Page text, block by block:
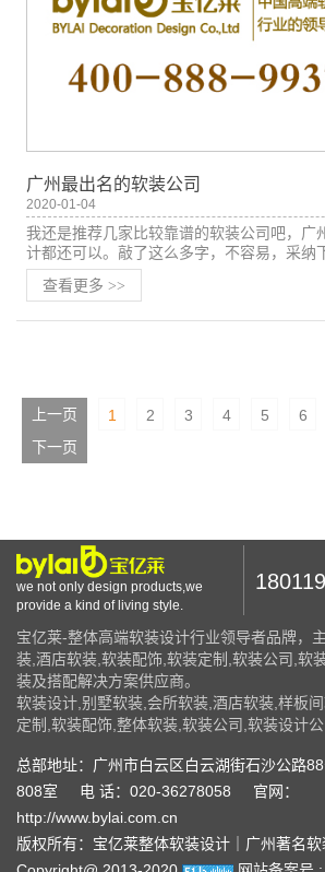
广州最出名的软装公司
2020-01-04
我还是推荐几家比较靠谱的软装公司吧，广
计都还可以。敲了这么多字，不容易，采纳
查看更多 >>
上一页 1 2 3 4 5 6
下一页
we not only design products,we
provide a kind of living style.
宝亿莱-整体高端软装设计行业领导者品牌，
装,酒店软装,软装配饰,软装定制,软装公司,软
装及搭配解决方案供应商。
软装设计,别墅软装,会所软装,酒店软装,样板
定制,软装配饰,整体软装,软装公司,软装设计公
总部地址：广州市白云区白云湖街石沙公路
808室
电 话：020-36278058
官网：
http://www.bylai.com.cn
版权所有：宝亿莱整体软装设计｜广州著名软